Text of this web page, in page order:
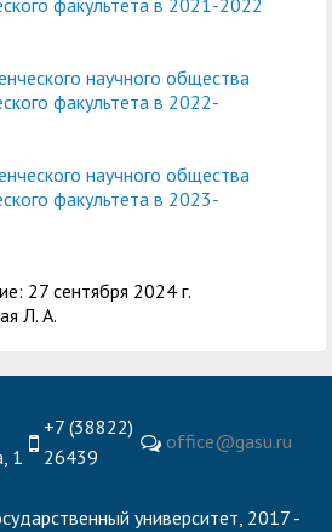
факультета в 2021-2022
научного общества
факультета в 2022-
научного общества
факультета в 2023-
27 сентября 2024 г.
Л. А.
1
+7 (38822)
26439
office@gasu.ru
университет, 2017 -